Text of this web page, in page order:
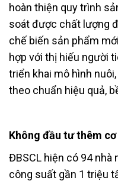
hoàn thiện quy trình
soát được chất lượng
chế biến sản phẩm
hợp với thị hiếu người
triển khai mô hình
theo chuẩn hiệu quả,
Không đầu tư thêm cơ
ĐBSCL hiện có 94 nhà
công suất gần 1 triệu